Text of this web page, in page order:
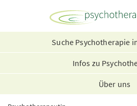
Suche Psychotherapie
Infos zu
Über uns